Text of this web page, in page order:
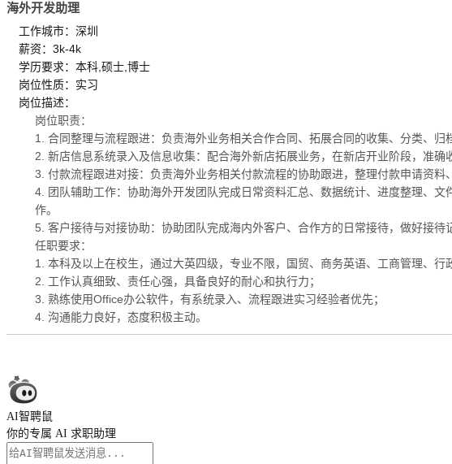
海外开发助理
工作城市：深圳
薪资：3k-4k
学历要求：本科,硕士,博士
岗位性质：实习
岗位描述：
岗位职责：
1. 合同整理与流程跟进：负责海外业务相关合作合同、拓展合同的收集、分类、归
2. 新店信息系统录入及信息收集：配合海外新店拓展业务，在新店开业阶段，准
3. 付款流程跟进对接：负责海外业务相关付款流程的协助跟进，整理付款申请资料
4. 团队辅助工作：协助海外开发团队完成日常资料汇总、数据统计、进度整理、
作。
5. 客户接待与对接协助：协助团队完成海内外客户、合作方的日常接待，做好接
任职要求：
1. 本科及以上在校生，通过大英四级，专业不限，国贸、商务英语、工商管理、
2. 工作认真细致、责任心强，具备良好的耐心和执行力；
3. 熟练使用Office办公软件，有系统录入、流程跟进实习经验者优先；
4. 沟通能力良好，态度积极主动。
AI智聘鼠
你的专属 AI 求职助理